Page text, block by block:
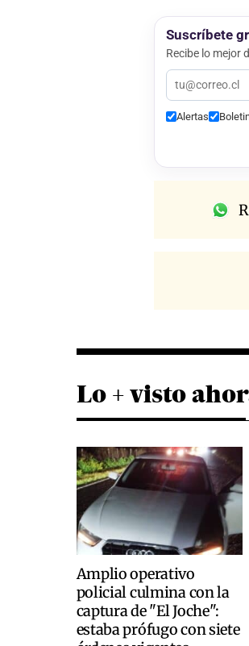
Suscríbete
Recibe lo mejor
Alertas
Lo + visto
Amplio operativo
policial culmina con la
captura de "El Joche":
estaba prófugo con siete